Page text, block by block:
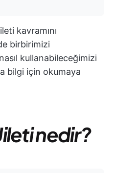
kavramını
birbirimizi
kullanabileceğimizi
bilgi için okumaya
nedir?